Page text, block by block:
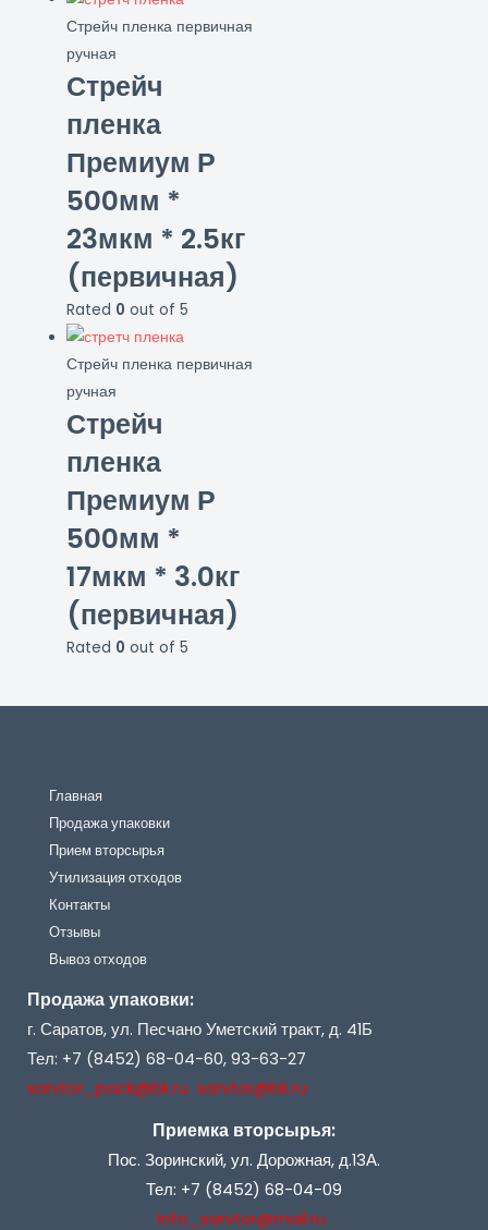
Стрейч пленка первичная
ручная
Стрейч
пленка
Премиум Р
500мм *
23мкм * 2.5кг
(первичная)
Rated 0 out of 5
Стрейч пленка первичная
ручная
Стрейч
пленка
Премиум Р
500мм *
17мкм * 3.0кг
(первичная)
Rated 0 out of 5
Главная
Продажа упаковки
Прием вторсырья
Утилизация отходов
Контакты
Отзывы
Вывоз отходов
Продажа упаковки:
г. Саратов, ул. Песчано Уметский тракт, д. 41Б
Тел: +7 (8452) 68-04-60, 93-63-27
sarvtor_pack@bk.ru sarvtor@bk.ru
Приемка вторсырья:
Пос. Зоринский, ул. Дорожная, д.13А.
Тел: +7 (8452) 68-04-09
info_sarvtor@mail.ru